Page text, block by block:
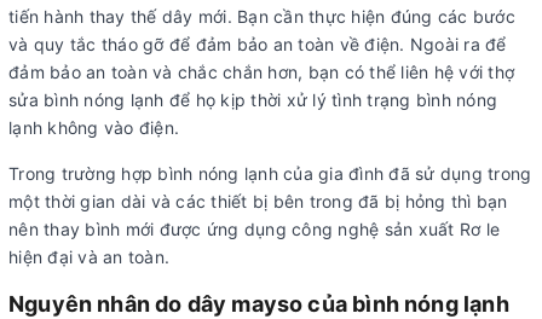
tiến hành thay thế dây mới. Bạn cần thực hiện đúng các bước
và quy tắc tháo gỡ để đảm bảo an toàn về điện. Ngoài ra để
đảm bảo an toàn và chắc chắn hơn, bạn có thể liên hệ với thợ
sửa bình nóng lạnh để họ kịp thời xử lý tình trạng bình nóng
lạnh không vào điện.
Trong trường hợp bình nóng lạnh của gia đình đã sử dụng trong
một thời gian dài và các thiết bị bên trong đã bị hỏng thì bạn
nên thay bình mới được ứng dụng công nghệ sản xuất Rơ le
hiện đại và an toàn.
Nguyên nhân do dây mayso của bình nóng lạnh